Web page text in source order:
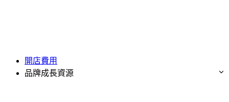
開店費用
品牌成長資源